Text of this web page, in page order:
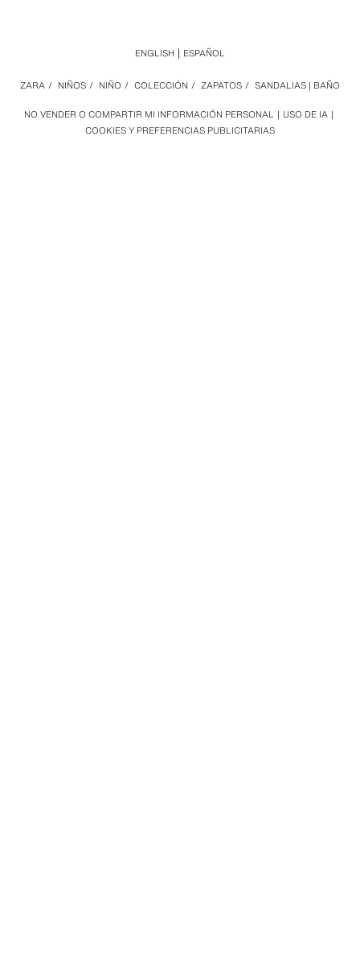
NO VENDER O COMPARTIR MI INFORMACIÓN PERSONAL
USO DE IA
COOKIES Y PREFERENCIAS PUBLICITARIAS
ZARA / NIÑOS / NIÑO / COLECCIÓN / ZAPATOS / SANDALIAS | BAÑO
ENGLISH ESPAÑOL